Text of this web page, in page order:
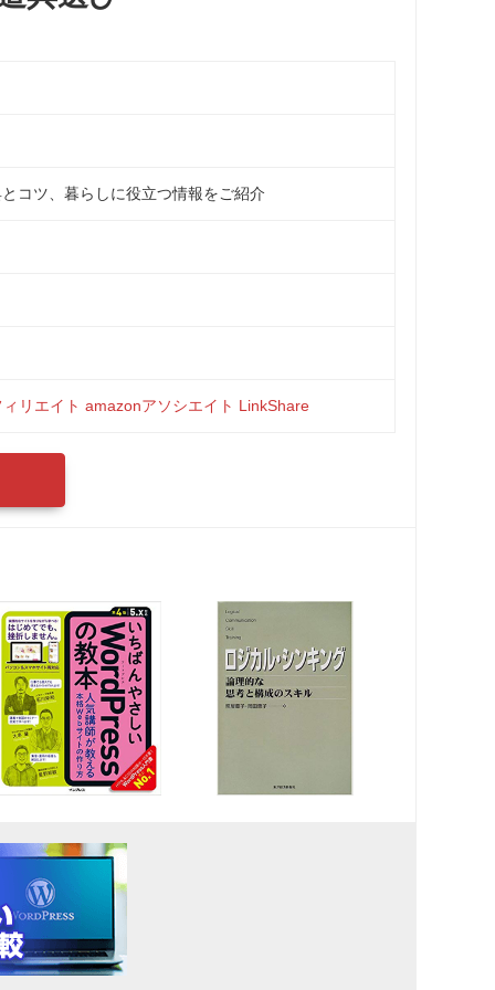
コツ、暮らしに役立つ情報をご紹介
リエイト amazonアソシエイト LinkShare